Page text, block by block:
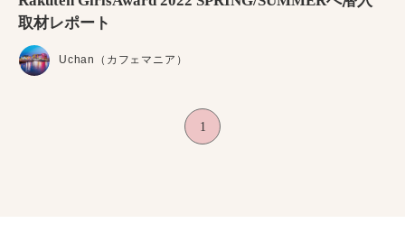
取材レポート
Uchan（カフェマニア）
1